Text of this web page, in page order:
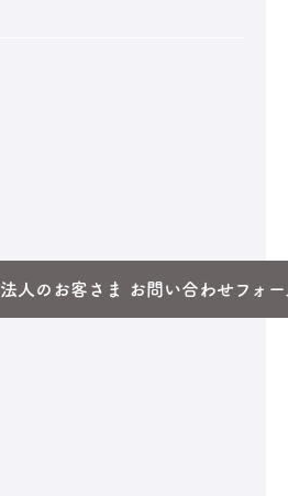
法人のお客さま お問い合わせフォー